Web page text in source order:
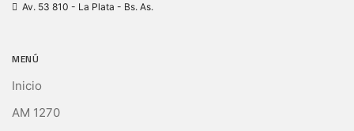
Av. 53 810 - La Plata - Bs. As.
MENÚ
Inicio
AM 1270